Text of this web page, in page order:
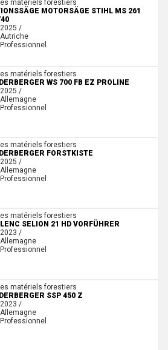
matériels forestiers
MOTORSÄGE STIHL MS 261
2025 /
Autriche
Professionnel
matériels forestiers
WS 700 FB EZ PROLINE
2025 /
Allemagne
Professionnel
matériels forestiers
FORSTKISTE
2025 /
Allemagne
Professionnel
matériels forestiers
SELION 21 HD VORFÜHRER
2023 /
Allemagne
Professionnel
matériels forestiers
SSP 450 Z
2023 /
Allemagne
Professionnel